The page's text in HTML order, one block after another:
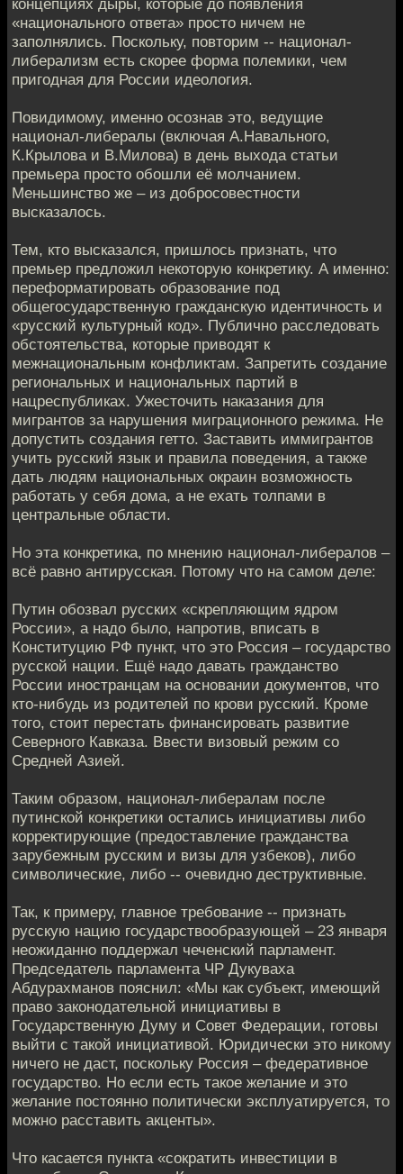
концепциях дыры, которые до появления
«национального ответа» просто ничем не
заполнялись. Поскольку, повторим -- национал-
либерализм есть скорее форма полемики, чем
пригодная для России идеология.
Повидимому, именно осознав это, ведущие
национал-либералы (включая А.Навального,
К.Крылова и В.Милова) в день выхода статьи
премьера просто обошли её молчанием.
Меньшинство же – из добросовестности
высказалось.
Тем, кто высказался, пришлось признать, что
премьер предложил некоторую конкретику. А именно:
переформатировать образование под
общегосударственную гражданскую идентичность и
«русский культурный код». Публично расследовать
обстоятельства, которые приводят к
межнациональным конфликтам. Запретить создание
региональных и национальных партий в
нацреспубликах. Ужесточить наказания для
мигрантов за нарушения миграционного режима. Не
допустить создания гетто. Заставить иммигрантов
учить русский язык и правила поведения, а также
дать людям национальных окраин возможность
работать у себя дома, а не ехать толпами в
центральные области.
Но эта конкретика, по мнению национал-либералов –
всё равно антирусская. Потому что на самом деле:
Путин обозвал русских «скрепляющим ядром
России», а надо было, напротив, вписать в
Конституцию РФ пункт, что это Россия – государство
русской нации. Ещё надо давать гражданство
России иностранцам на основании документов, что
кто-нибудь из родителей по крови русский. Кроме
того, стоит перестать финансировать развитие
Северного Кавказа. Ввести визовый режим со
Средней Азией.
Таким образом, национал-либералам после
путинской конкретики остались инициативы либо
корректирующие (предоставление гражданства
зарубежным русским и визы для узбеков), либо
символические, либо -- очевидно деструктивные.
Так, к примеру, главное требование -- признать
русскую нацию государствообразующей – 23 января
неожиданно поддержал чеченский парламент.
Председатель парламента ЧР Дукуваха
Абдурахманов пояснил: «Мы как субъект, имеющий
право законодательной инициативы в
Государственную Думу и Совет Федерации, готовы
выйти с такой инициативой. Юридически это никому
ничего не даст, поскольку Россия – федеративное
государство. Но если есть такое желание и это
желание постоянно политически эксплуатируется, то
можно расставить акценты».
Что касается пункта «сократить инвестиции в